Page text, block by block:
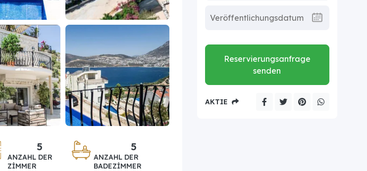
5
ANZAHL DER
ZIMMER
5
ANZAHL DER
BADEZIMMER
Reservierungsanfrage
senden
AKTIE